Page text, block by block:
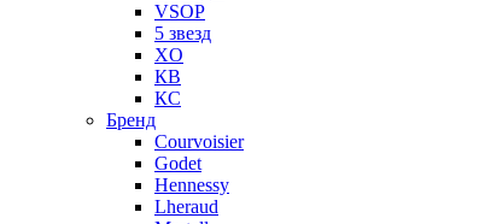
VSOP
5 звезд
XO
КВ
КС
Бренд
Courvoisier
Godet
Hennessy
Lheraud